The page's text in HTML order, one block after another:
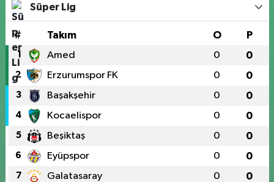
Süper Lig
# Takım O P
1 Amed 0 0
2 Erzurumspor FK 0 0
3 Başakşehir 0 0
4 Kocaelispor 0 0
5 Beşiktaş 0 0
6 Eyüpspor 0 0
7 Galatasaray 0 0